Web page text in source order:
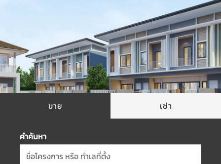
ขาย เช่า
คำค้นหา
ชื่อโครงการ หรือ ทำเลที่ตั้ง